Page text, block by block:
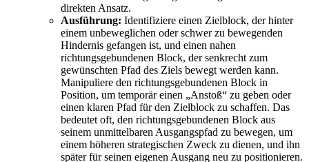
direkten Ansatz.
Ausführung: Identifiziere einen Zielblock, der hinter
einem unbeweglichen oder schwer zu bewegenden
Hindernis gefangen ist, und einen nahen
richtungsgebundenen Block, der senkrecht zum
gewünschten Pfad des Ziels bewegt werden kann.
Manipuliere den richtungsgebundenen Block in
Position, um temporär einen „Anstoß“ zu geben oder
einen klaren Pfad für den Zielblock zu schaffen. Das
bedeutet oft, den richtungsgebundenen Block aus
seinem unmittelbaren Ausgangspfad zu bewegen, um
einem höheren strategischen Zweck zu dienen, und ihn
später für seinen eigenen Ausgang neu zu positionieren.